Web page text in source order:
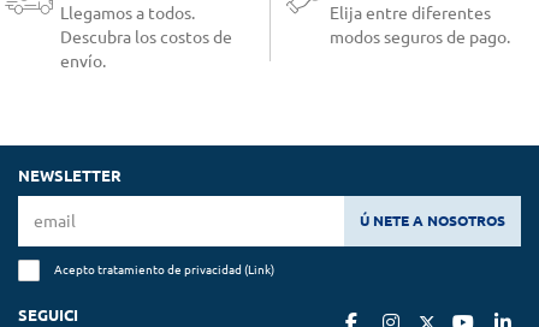
Llegamos a todos.
Descubra los costos de
envío.
Elija entre diferentes
modos seguros de pago.
NEWSLETTER
Ú NETE A NOSOTROS
Acepto tratamiento de privacidad (Link)
SEGUICI